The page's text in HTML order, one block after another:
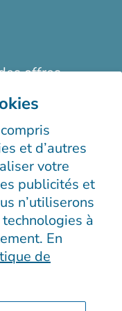
et d’autres
votre
publicités et
n’utiliserons
à
En
de
offres
des